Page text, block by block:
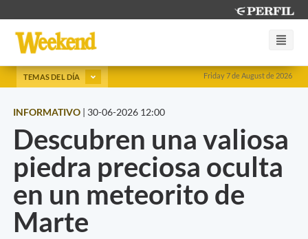
Friday 7 de August de 2026
TEMAS DEL DÍA
INFORMATIVO | 30-06-2026 12:00
Descubren una valiosa
piedra preciosa oculta
en un meteorito de
Marte